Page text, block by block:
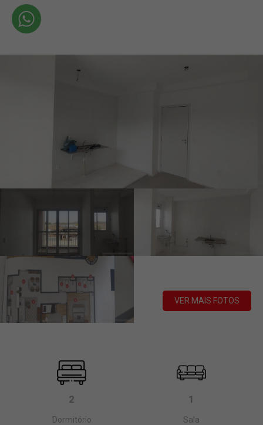
VER MAIS FOTOS
2
Dormitório
1
Sala